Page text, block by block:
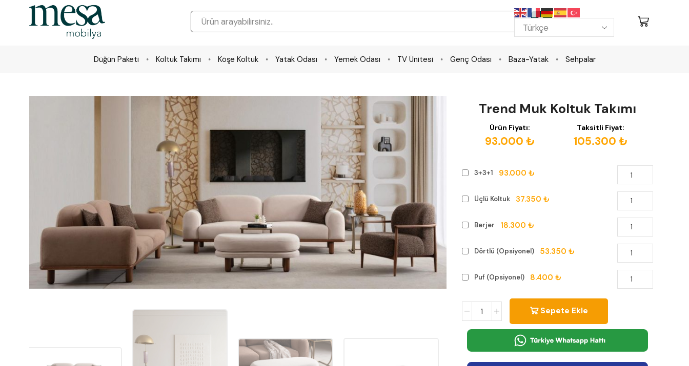
Düğün Paketi Koltuk Takımı Köşe Koltuk Yatak Odası Yemek Odası TV Ünitesi Genç Odası Baza-Yatak Sehpalar
Trend Muk Koltuk Takımı
Ürün Fiyatı:
93.000 ₺
Taksitli Fiyat:
105.300 ₺
3+3+1 93.000 ₺
Üçlü Koltuk 37.350 ₺
Berjer 18.300 ₺
Dörtlü (Opsiyonel) 53.350 ₺
Puf (Opsiyonel) 8.400 ₺
Sepete Ekle